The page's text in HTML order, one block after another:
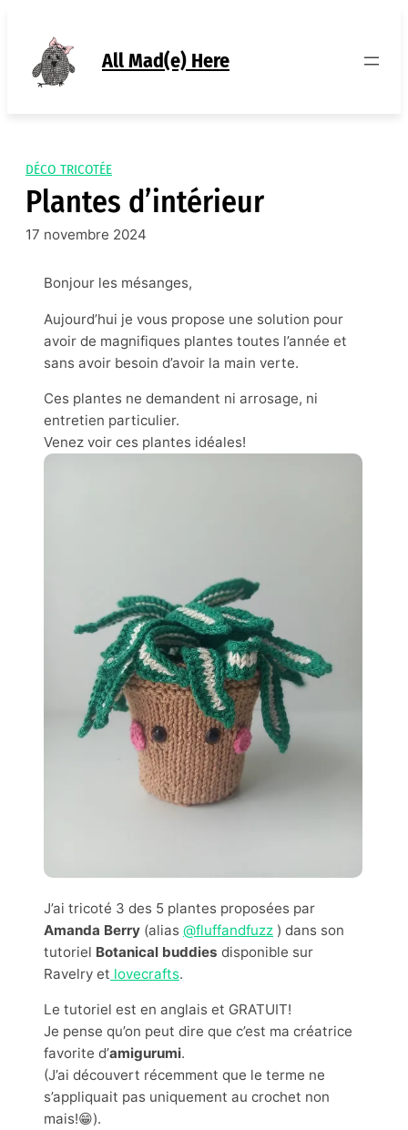
contenu
All Mad(e) Here
DÉCO TRICOTÉE
Plantes d’intérieur
17 novembre 2024
Bonjour les mésanges,
Aujourd’hui je vous propose une solution pour
avoir de magnifiques plantes toutes l’année et
sans avoir besoin d’avoir la main verte.
Ces plantes ne demandent ni arrosage, ni
entretien particulier.
Venez voir ces plantes idéales!
J’ai tricoté 3 des 5 plantes proposées par
Amanda Berry (alias @fluffandfuzz ) dans son
tutoriel Botanical buddies disponible sur
Ravelry et lovecrafts.
Le tutoriel est en anglais et GRATUIT!
Je pense qu’on peut dire que c’est ma créatrice
favorite d’amigurumi.
(J’ai découvert récemment que le terme ne
s’appliquait pas uniquement au crochet non
mais!😁).